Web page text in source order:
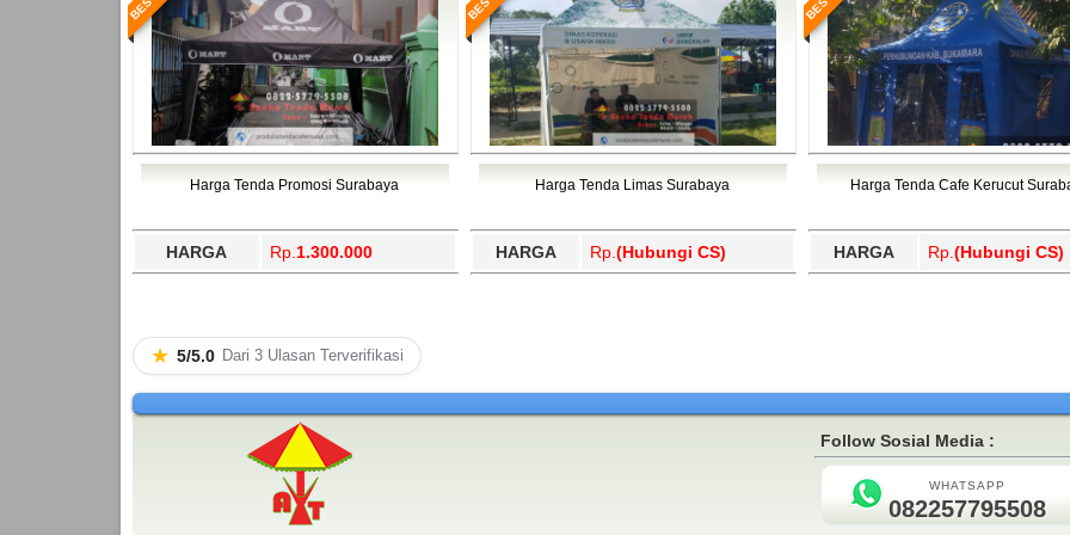
Harga Tenda Promosi Surabaya
HARGA Rp. 1.300.000
Harga Tenda Limas Surabaya
HARGA Rp. (Hubungi CS)
Harga Tenda Cafe Kerucut
HARGA Rp. (Hubungi CS)
★ 5/5.0 Dari 3 Ulasan Terverifikasi
Follow Sosial Media :
WHATSAPP
082257795508